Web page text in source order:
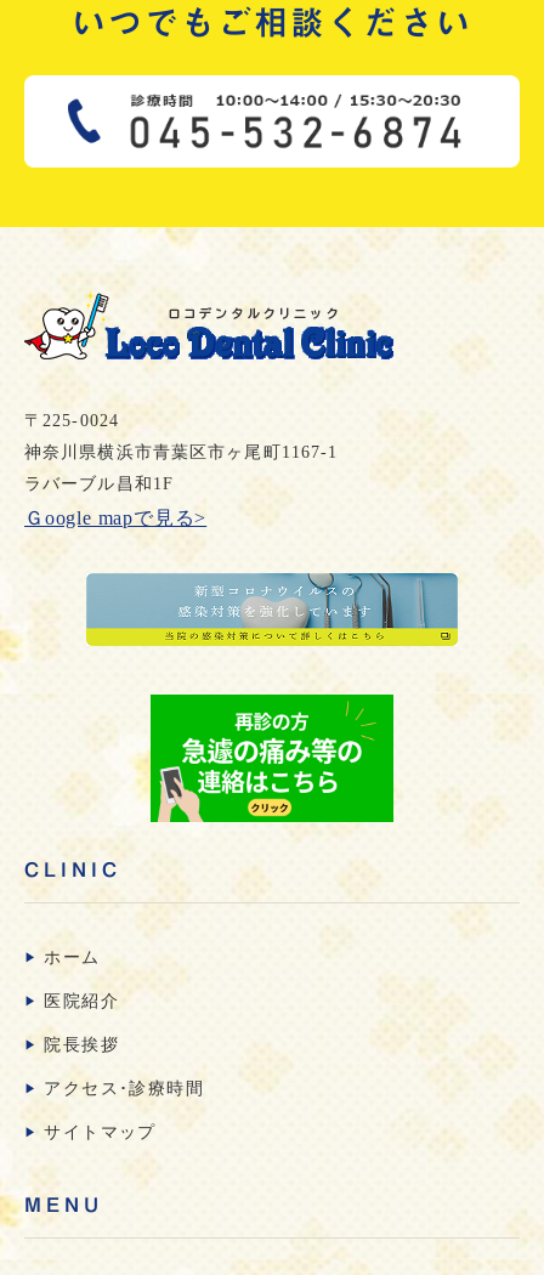
いつでもご相談ください
〒225-0024
神奈川県横浜市青葉区市ヶ尾町1167-1
ラバーブル昌和1F
Ｇoogle mapで見る>
CLINIC
ホーム
医院紹介
院長挨拶
アクセス･診療時間
サイトマップ
MENU